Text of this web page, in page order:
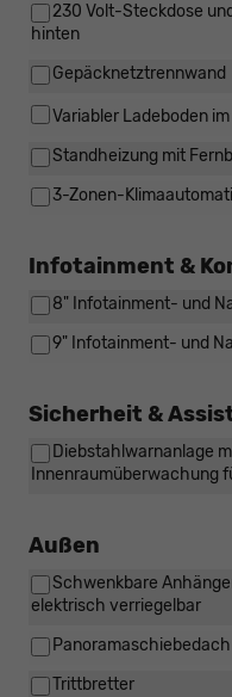
230 Volt-Steckdose
hinten
Gepäcknetztrennwand
Variabler Ladeboden
Standheizung mit
3-Zonen-
Infotainment &
8" Infotainment- und
9" Infotainment- und
Sicherheit &
Diebstahlwarnanlage
Innenraumüberwachung
Außen
Schwenkbare
elektrisch verriegelbar
Panoramaschiebedach
Trittbretter